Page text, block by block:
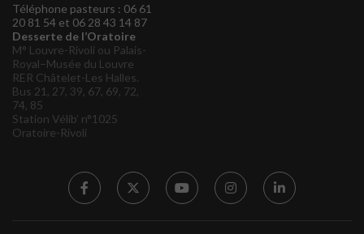
Téléphone pasteurs : 06 61
20 81 54 et 06 28 43 14 87
Desserte de l’Oratoire
M° Louvre-Rivoli ou Palais-
Royal–Musée du Louvre
RER Châtelet-Les Halles.
Bus 21, 27, 39, 67, 69, 72,
74, 85
Station Vélib’ n°1025
Oratoire-Rivoli